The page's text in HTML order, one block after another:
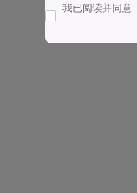
我已阅读并同意